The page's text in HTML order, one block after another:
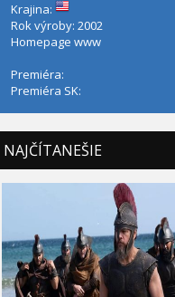
Krajina:
Rok výroby: 2002
Homepage www
Premiéra:
Premiéra SK:
NAJČÍTANEŠIE